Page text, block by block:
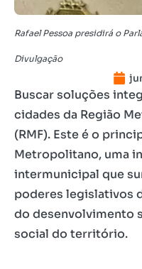
Rafael Pessoa presidirá o
Divulgação
Buscar soluções
cidades da Região
(RMF). Este é o
Metropolitano, uma
intermunicipal que
poderes legislativos
do desenvolvimento
social do território.